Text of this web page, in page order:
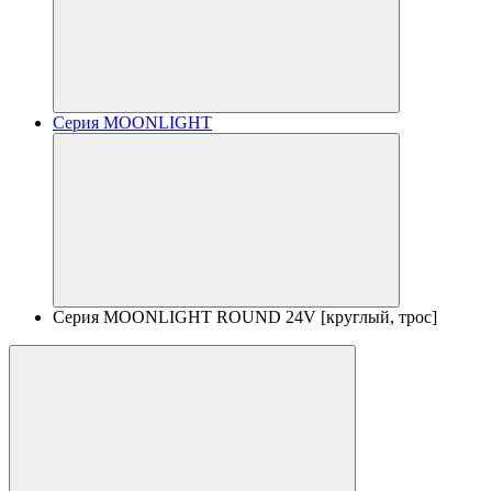
Серия MOONLIGHT
Серия MOONLIGHT ROUND 24V [круглый, трос]